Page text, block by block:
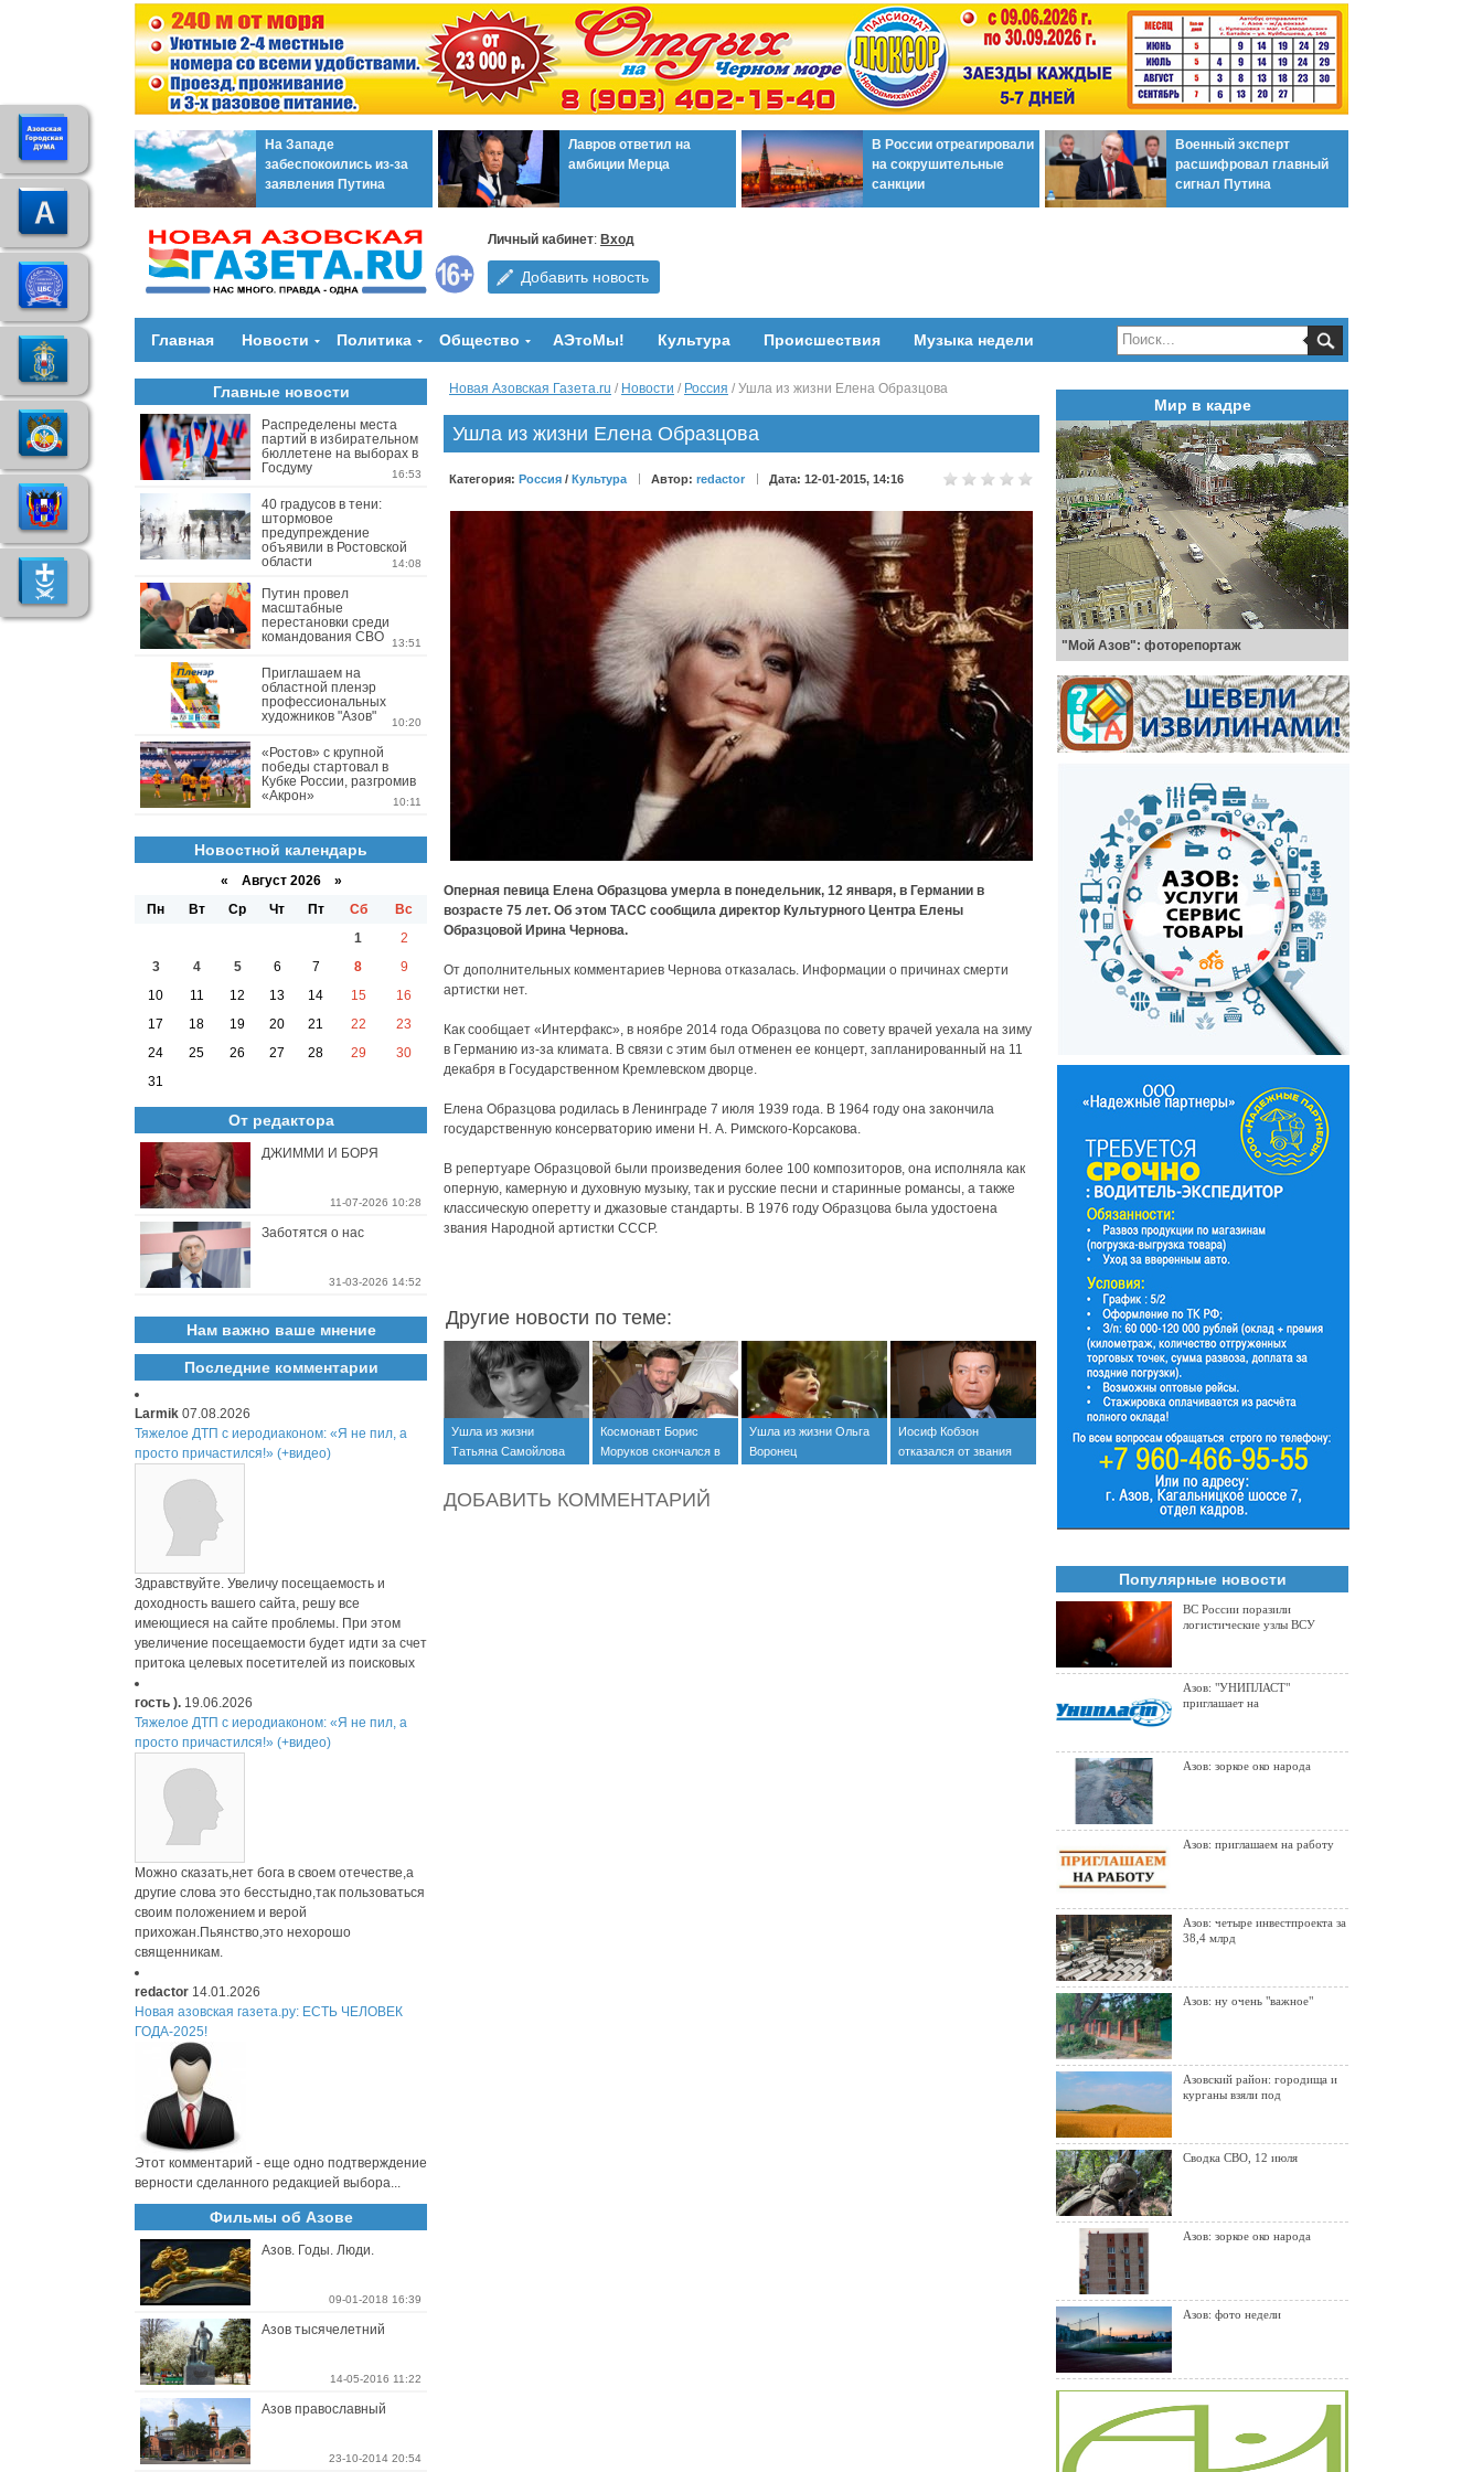
На Западе
забеспокоились из-за
заявления Путина
Лавров ответил на
амбиции Мерца
В России отреагировали
на сокрушительные
санкции
Военный эксперт
расшифровал главный
сигнал Путина
Личный кабинет: Вход
Добавить новость
Главная Новости Политика Общество АЭтоМы! Культура Происшествия Музыка недели
Новая Азовская Газета.ru / Новости / Россия / Ушла из жизни Елена Образцова
Ушла из жизни Елена Образцова
Категория: Россия / Культура Автор: redactor Дата: 12-01-2015, 14:16
Оперная певица Елена Образцова умерла в понедельник, 12 января, в Германии в
возрасте 75 лет. Об этом ТАСС сообщила директор Культурного Центра Елены
Образцовой Ирина Чернова.
От дополнительных комментариев Чернова отказалась. Информации о причинах смерти
артистки нет.
Как сообщает «Интерфакс», в ноябре 2014 года Образцова по совету врачей уехала на зиму
в Германию из-за климата. В связи с этим был отменен ее концерт, запланированный на 11
декабря в Государственном Кремлевском дворце.
Елена Образцова родилась в Ленинграде 7 июля 1939 года. В 1964 году она закончила
государственную консерваторию имени Н. А. Римского-Корсакова.
В репертуаре Образцовой были произведения более 100 композиторов, она исполняла как
оперную, камерную и духовную музыку, так и русские песни и старинные романсы, а также
классическую оперетту и джазовые стандарты. В 1976 году Образцова была удостоена
звания Народной артистки СССР.
Другие новости по теме:
Ушла из жизни
Татьяна Самойлова
Космонавт Борис
Моруков скончался в
Ушла из жизни Ольга
Воронец
Иосиф Кобзон
отказался от звания
ДОБАВИТЬ КОММЕНТАРИЙ
Главные новости
Распределены места
партий в избирательном
бюллетене на выборах в
Госдуму
16:53
40 градусов в тени:
штормовое
предупреждение
объявили в Ростовской
области
14:08
Путин провел
масштабные
перестановки среди
командования СВО
13:51
Приглашаем на
областной пленэр
профессиональных
художников "Азов"
10:20
«Ростов» с крупной
победы стартовал в
Кубке России, разгромив
«Акрон»
10:11
Новостной календарь
« Август 2026 »
Пн
Вт Ср Чт Пт Сб
Вс
1
2
3
4 5 6 7 8
9
10
11 12 13 14 15
16
17
18 19 20 21 22
23
24
25 26 27 28 29
30
31
От редактора
ДЖИММИ И БОРЯ
11-07-2026 10:28
Заботятся о нас
31-03-2026 14:52
Нам важно ваше мнение
Последние комментарии
Larmik 07.08.2026
Тяжелое ДТП с иеродиаконом: «Я не пил, а
просто причастился!» (+видео)
Здравствуйте. Увеличу посещаемость и
доходность вашего сайта, решу все
имеющиеся на сайте проблемы. При этом
увеличение посещаемости будет идти за счет
притока целевых посетителей из поисковых
гость ). 19.06.2026
Тяжелое ДТП с иеродиаконом: «Я не пил, а
просто причастился!» (+видео)
Можно сказать,нет бога в своем отечестве,а
другие слова это бесстыдно,так пользоваться
своим положением и верой
прихожан.Пьянство,это нехорошо
священникам.
redactor 14.01.2026
Новая азовская газета.ру: ЕСТЬ ЧЕЛОВЕК
ГОДА-2025!
Этот комментарий - еще одно подтверждение
верности сделанного редакцией выбора...
Фильмы об Азове
Азов. Годы. Люди.
09-01-2018 16:39
Азов тысячелетний
14-05-2016 11:22
Азов православный
23-10-2014 20:54
Мир в кадре
"Мой Азов": фоторепортаж
Популярные новости
ВС России поразили
логистические узлы ВСУ
Азов: "УНИПЛАСТ"
приглашает на
Азов: зоркое око народа
Азов: приглашаем на работу
Азов: четыре инвестпроекта за
38,4 млрд
Азов: ну очень "важное"
Азовский район: городища и
курганы взяли под
Сводка СВО, 12 июля
Азов: зоркое око народа
Азов: фото недели